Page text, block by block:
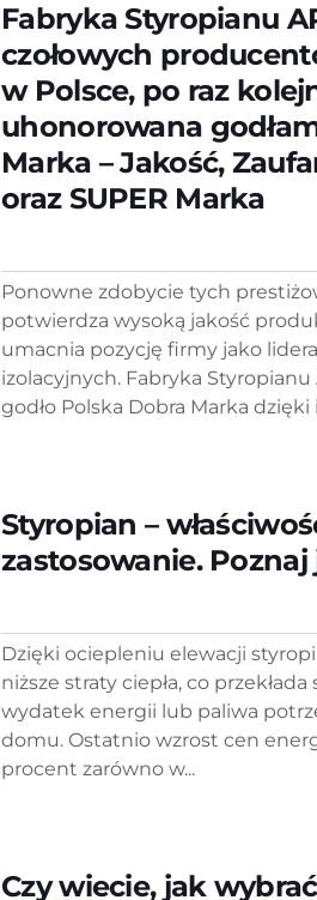
Fabryka Styropianu
czołowych
w Polsce, po raz
uhonorowana
Marka – Jakość,
oraz SUPER Marka
Ponowne zdobycie tych
potwierdza wysoką jakość
umacnia pozycję firmy jako
izolacyjnych. Fabryka Styropianu
godło Polska Dobra Marka
Styropian –
zastosowanie.
Dzięki ociepleniu elewacji
niższe straty ciepła, co
wydatek energii lub paliwa
domu. Ostatnio wzrost cen
procent zarówno w...
Czy wiecie, jak